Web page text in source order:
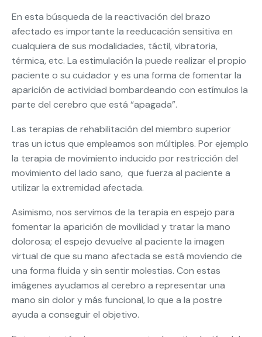
En esta búsqueda de la reactivación del brazo
afectado es importante la reeducación sensitiva en
cualquiera de sus modalidades, táctil, vibratoria,
térmica, etc. La estimulación la puede realizar el propio
paciente o su cuidador y es una forma de fomentar la
aparición de actividad bombardeando con estímulos la
parte del cerebro que está “apagada”.
Las terapias de rehabilitación del miembro superior
tras un ictus que empleamos son múltiples. Por ejemplo
la terapia de movimiento inducido por restricción del
movimiento del lado sano, que fuerza al paciente a
utilizar la extremidad afectada.
Asimismo, nos servimos de la terapia en espejo para
fomentar la aparición de movilidad y tratar la mano
dolorosa; el espejo devuelve al paciente la imagen
virtual de que su mano afectada se está moviendo de
una forma fluida y sin sentir molestias. Con estas
imágenes ayudamos al cerebro a representar una
mano sin dolor y más funcional, lo que a la postre
ayuda a conseguir el objetivo.